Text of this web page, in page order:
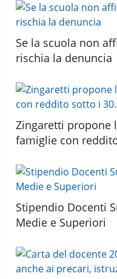
Se la scuola non
rischia la denuncia
Zingaretti propone
famiglie con
Stipendio Docenti
Medie e Superiori